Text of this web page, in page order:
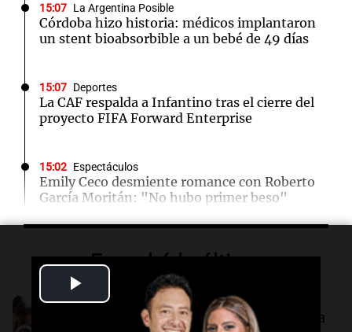
Video
15:07 La Argentina Posible
Córdoba hizo historia: médicos implantaron
un stent bioabsorbible a un bebé de 49 días
15:07 Deportes
La CAF respalda a Infantino tras el cierre del
proyecto FIFA Forward Enterprise
15:02 Espectáculos
Emily Ceco desmiente romance con Roberto
García Moritán: "No hubo primer beso"
Quiniela matutina: conocé los números
ganadores de hoy viernes 7 de agosto.
Escuchá lo último
Audio.Solans Hoteles es patrocinante
porque el concurso “abre un espacio a la